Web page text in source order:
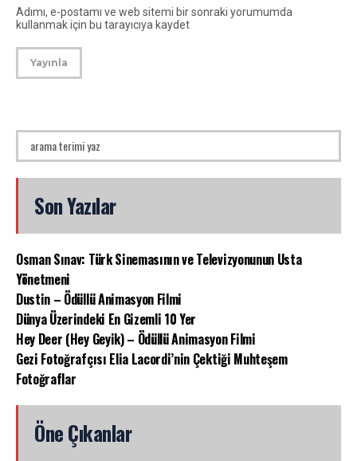
Adımı, e-postamı ve web sitemi bir sonraki yorumumda
kullanmak için bu tarayıcıya kaydet
Son Yazılar
Osman Sınav: Türk Sinemasının ve Televizyonunun Usta
Yönetmeni
Dustin – Ödüllü Animasyon Filmi
Dünya Üzerindeki En Gizemli 10 Yer
Hey Deer (Hey Geyik) – Ödüllü Animasyon Filmi
Gezi Fotoğrafçısı Elia Lacordi’nin Çektiği Muhteşem
Fotoğraflar
Öne Çıkanlar